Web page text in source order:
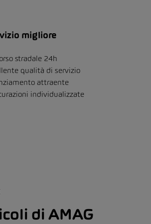
migliore
stradale 24h
qualità di servizio
attraente
individualizzate
di AMAG